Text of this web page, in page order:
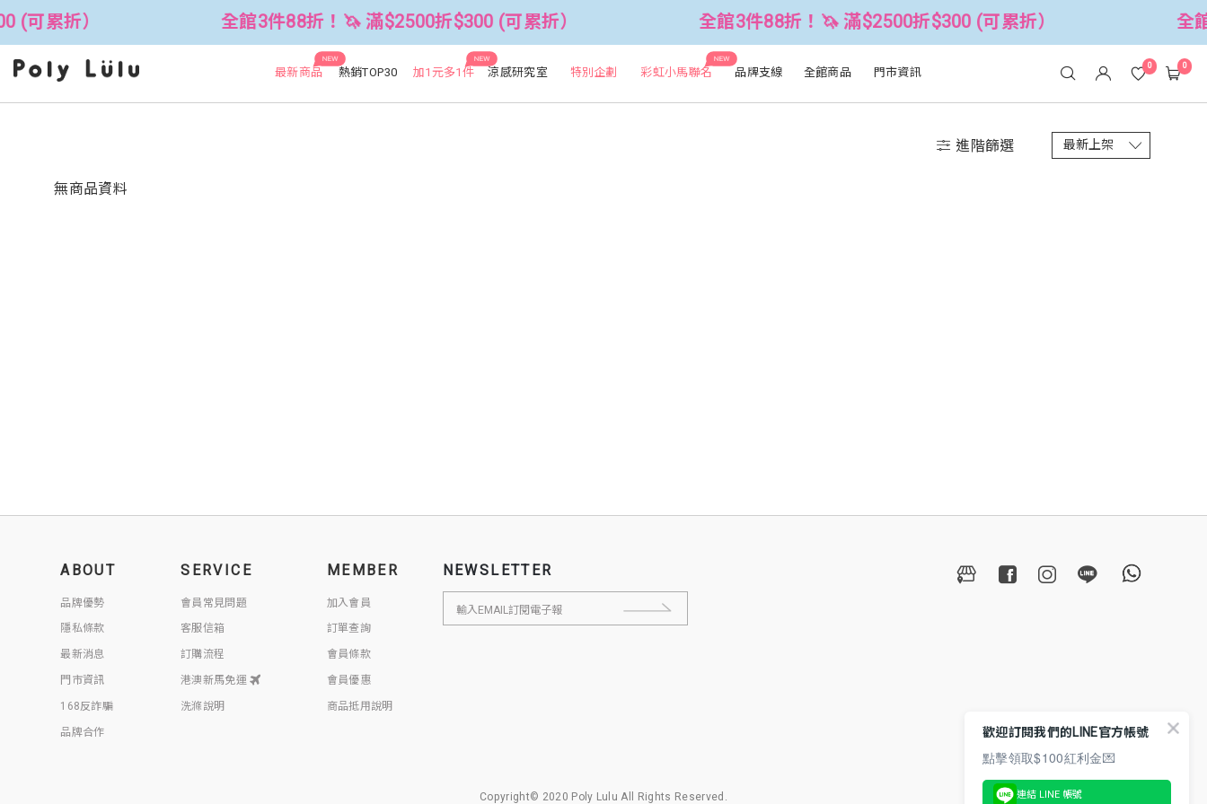
(可累折） 全館3件88折！🦄 滿$2500折$300 (可累折） 全館3件88折！🦄 滿$2500折$300 (可累折） 全
NEW
最新商品 熱銷TOP30
NEW
加1元多1件 涼感研究室 特別企劃
NEW
彩虹小馬聯名 品牌支線 全館商品 門市資訊 0 0
進階篩選
無商品資料
ABOUT
品牌優勢
隱私條款
最新消息
門市資訊
168反詐騙
品牌合作
SERVICE
會員常見問題
客服信箱
訂購流程
港澳新馬免運
洗滌說明
MEMBER
加入會員
訂單查詢
會員條款
會員優惠
商品抵用說明
NEWSLETTER
Copyright© 2020 Poly Lulu All Rights Reserved.
歡迎訂閱我們的LINE官方帳號
點擊領取$100紅利金💌
連結 LINE 帳號